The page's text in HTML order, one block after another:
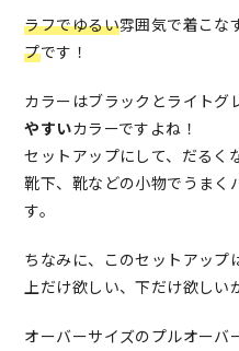
ラフでゆるい雰囲気で着こな
プです！
カラーはブラックとライトグ
やすいカラーですよね！
セットアップにして、だるく
靴下、靴などの小物でうまく
す。
ちなみに、このセットアップ
上だけ欲しい、下だけ欲しい
オーバーサイズのプルオーバ